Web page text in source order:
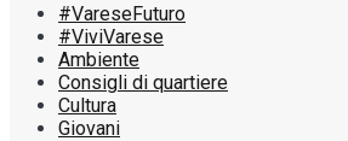
#VareseFuturo
#ViviVarese
Ambiente
Consigli di quartiere
Cultura
Giovani